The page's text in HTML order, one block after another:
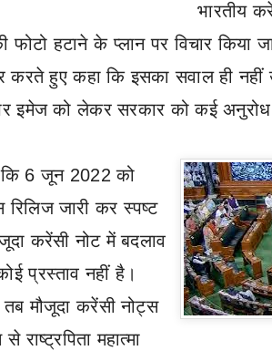
भारतीय
फोटो हटाने के प्लान पर विचार किया
करते हुए कहा कि इसका सवाल ही नहीं
इमेज को लेकर सरकार को कई
कि 6 जून 2022 को
रिलिज जारी कर स्पष्ट
करेंसी नोट में बदलाव
प्रस्ताव नहीं है।
मौजूदा करेंसी नोट्स
से राष्ट्रपिता महात्मा